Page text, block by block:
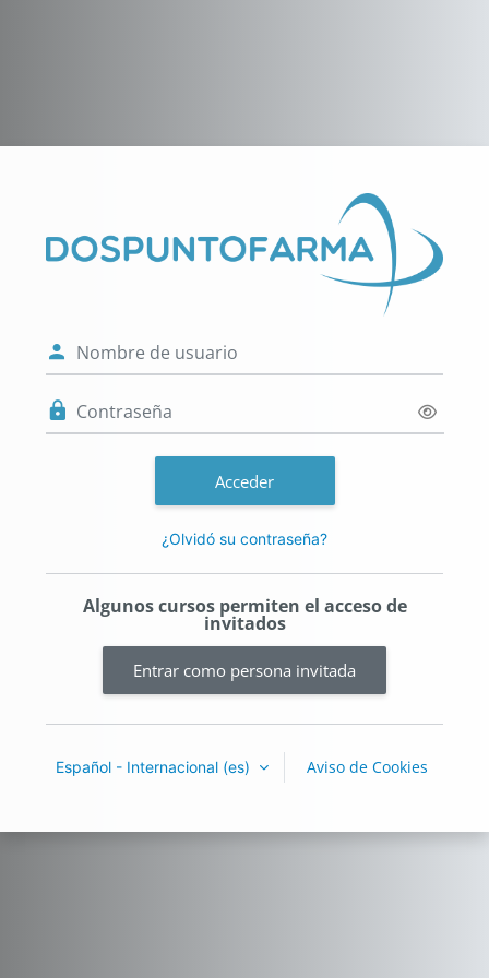
Entrar a
Acceder
¿Olvidó su contraseña?
Algunos cursos permiten el acceso de
invitados
Entrar como persona invitada
Español - Internacional ‎(es)‎ Aviso de Cookies